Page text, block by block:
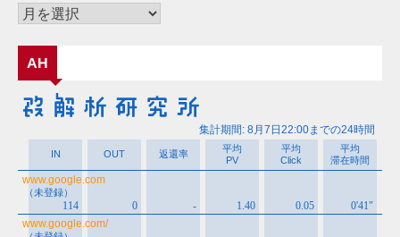
ー
ア
カ
イ
ブ
AH